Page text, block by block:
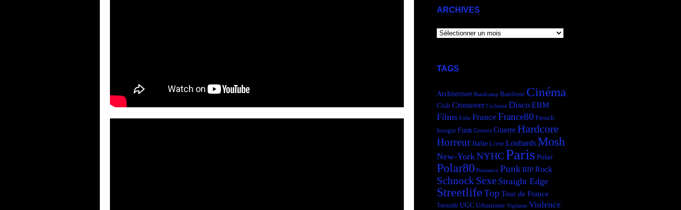
ARCHIVES
ARCHIVES
TAGS
Architecture Bandcamp Banlieue Cinéma
Club Crossover Cyclisme DiscoEBM
Films Folie France France80 French
boogie Funk Groove GuerreHardcore
HorreurItalie Livre LoubardsMosh
New-YorkNYHCParisPolar
Polar80 Puissance Punk RIPRock
Schnock Sexe Straight Edge
StreetlifeTop Tour de France
Turnstile UGC Urbanisme Vigilante Violence